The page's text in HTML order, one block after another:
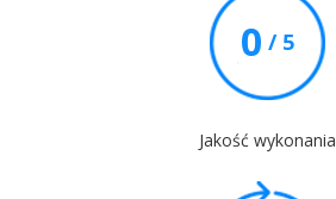
0 / 5
Jakość wykonania